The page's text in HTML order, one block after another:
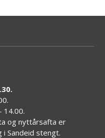
14.00.
og nyttårsafta er
Sandeid stengt.